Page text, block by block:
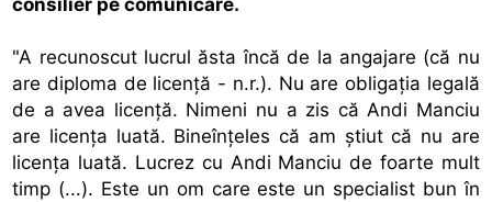
"A recunoscut lucrul ăsta încă de la angajare (că nu
are diploma de licenţă - n.r.). Nu are obligaţia legală
de a avea licenţă. Nimeni nu a zis că Andi Manciu
are licenţa luată. Bineînţeles că am ştiut că nu are
licenţa luată. Lucrez cu Andi Manciu de foarte mult
timp (...). Este un om care este un specialist bun în